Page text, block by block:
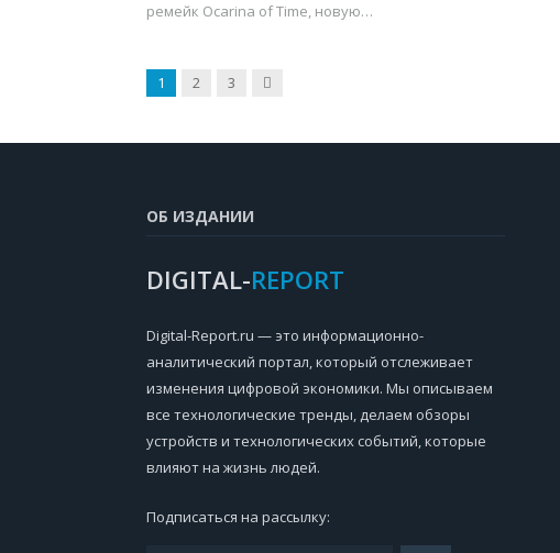
ремейк Ocarina of Time, новую…
1 2 3 Next
ОБ ИЗДАНИИ
DIGITAL-REPORT
Digital-Report.ru — это информационно-
аналитический портал, который отслеживает
изменения цифровой экономики. Мы описываем
все технологические тренды, делаем обзоры
устройств и технологических событий, которые
влияют на жизнь людей.
Подписаться на рассылку: